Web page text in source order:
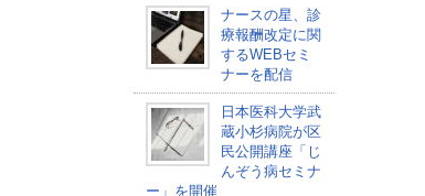
ナースの星、診
療報酬改定に関
するWEBセミ
ナーを配信
日本医科大学武
蔵小杉病院が区
民公開講座「じ
んぞう病セミナ
ー」を開催